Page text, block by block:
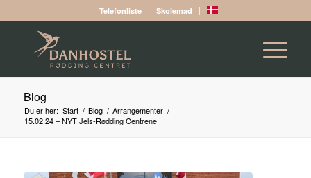
Telefonliste Skolemad
Blog
Du er her: Start / Blog / Arrangementer /
15.02.24 – NYT Jels-Rødding Centrene